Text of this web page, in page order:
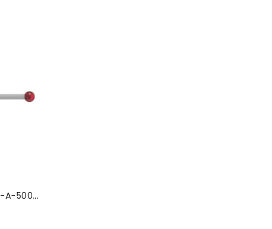
Yakut Küre / Seramik Gövde-A-5003-0065